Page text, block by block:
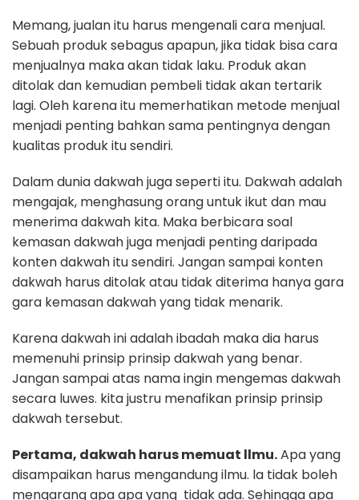
Memang, jualan itu harus mengenali cara menjual.
Sebuah produk sebagus apapun, jika tidak bisa cara
menjualnya maka akan tidak laku. Produk akan
ditolak dan kemudian pembeli tidak akan tertarik
lagi. Oleh karena itu memerhatikan metode menjual
menjadi penting bahkan sama pentingnya dengan
kualitas produk itu sendiri.
Dalam dunia dakwah juga seperti itu. Dakwah adalah
mengajak, menghasung orang untuk ikut dan mau
menerima dakwah kita. Maka berbicara soal
kemasan dakwah juga menjadi penting daripada
konten dakwah itu sendiri. Jangan sampai konten
dakwah harus ditolak atau tidak diterima hanya gara
gara kemasan dakwah yang tidak menarik.
Karena dakwah ini adalah ibadah maka dia harus
memenuhi prinsip prinsip dakwah yang benar.
Jangan sampai atas nama ingin mengemas dakwah
secara luwes. kita justru menafikan prinsip prinsip
dakwah tersebut.
Pertama, dakwah harus memuat llmu.Apa yang
disampaikan harus mengandung ilmu. la tidak boleh
mengarang apa apa yang tidak ada. Sehingga apa